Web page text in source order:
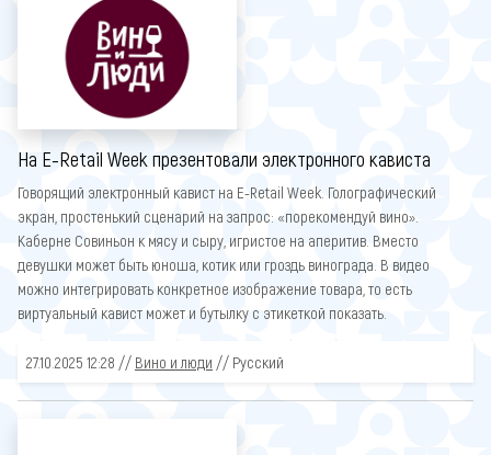
На E-Retail Week презентовали электронного кависта
Говорящий электронный кавист на E-Retail Week. Голографический
экран, простенький сценарий на запрос: «порекомендуй вино».
Каберне Совиньон к мясу и сыру, игристое на аперитив. Вместо
девушки может быть юноша, котик или гроздь винограда. В видео
можно интегрировать конкретное изображение товара, то есть
виртуальный кавист может и бутылку с этикеткой показать.
27.10.2025 12:28 // Вино и люди // Русский